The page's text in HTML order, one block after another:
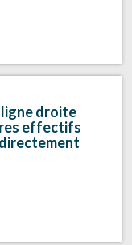
droite
effectifs